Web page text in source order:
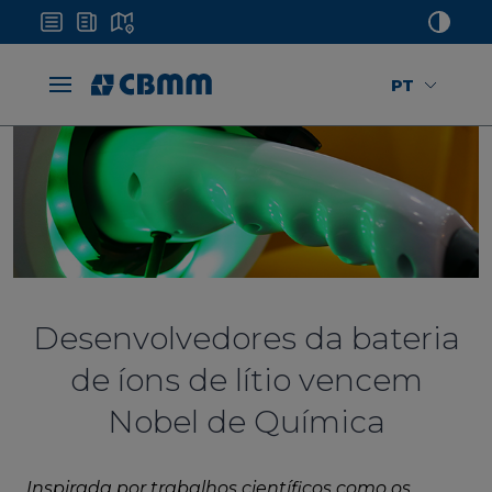
PT
Desenvolvedores da bateria
de íons de lítio vencem
Nobel de Química